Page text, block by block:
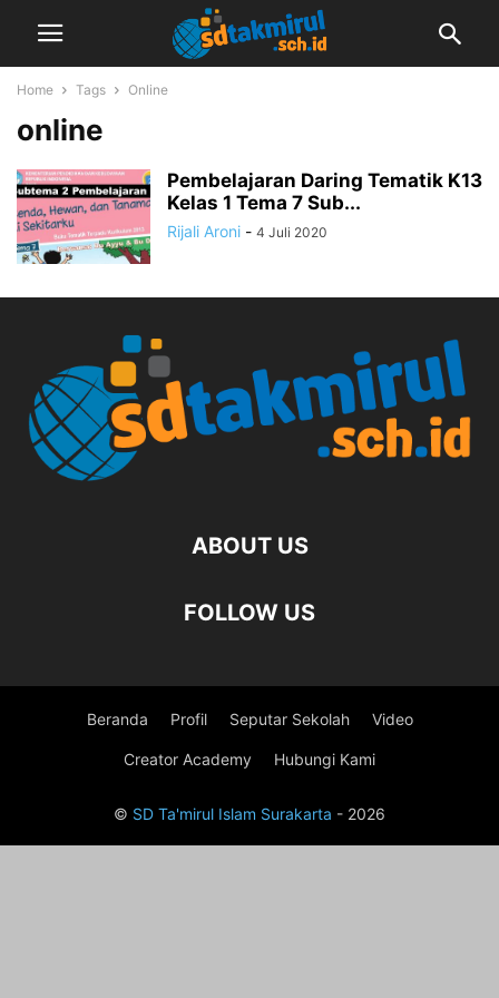
Home Tags Online
online
Pembelajaran Daring Tematik K13
Kelas 1 Tema 7 Sub...
Rijali Aroni - 4 Juli 2020
ABOUT US
FOLLOW US
Beranda Profil Seputar Sekolah Video
Creator Academy Hubungi Kami
© SD Ta'mirul Islam Surakarta - 2026